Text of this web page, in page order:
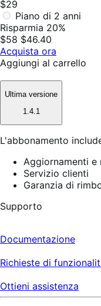
$29
Piano di 2 anni
Risparmia 20%
$58 $46.40
Acquista ora
Aggiungi al carrello
Ultima versione
1.4.1
L'abbonamento
Aggiornamenti
Servizio clienti
Garanzia di
Supporto
Documentazione
Richieste di
Ottieni assistenza